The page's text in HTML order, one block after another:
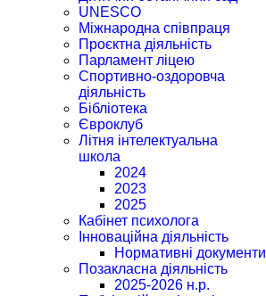
UNESCO
Міжнародна співпраця
Проєктна діяльність
Парламент ліцею
Спортивно-оздоровча
діяльність
Бібліотека
Євроклуб
Літня інтелектуальна
школа
2024
2023
2025
Кабінет психолога
Інноваційна діяльність
Нормативні документи
Позакласна діяльність
2025-2026 н.р.